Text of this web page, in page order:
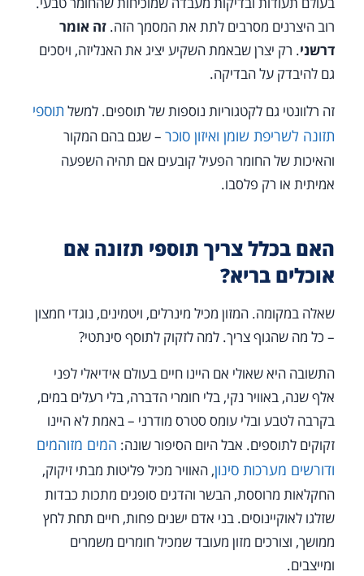
רוב היצרנים מסרבים לתת את המסמך הזה. זה אומר
דרשני. רק יצרן שבאמת השקיע יציג את האנליזה, ויסכים
גם להיבדק על הבדיקה.
זה רלוונטי גם לקטגוריות נוספות של תוספים. למשל תוספי
תזונה לשריפת שומן ואיזון סוכר – שגם בהם המקור
והאיכות של החומר הפעיל קובעים אם תהיה השפעה
אמיתית או רק פלסבו.
האם בכלל צריך תוספי תזונה אם
אוכלים בריא?
שאלה במקומה. המזון מכיל מינרלים, ויטמינים, נוגדי חמצון
– כל מה שהגוף צריך. למה לזקוק לתוסף סינתטי?
התשובה היא שאולי אם היינו חיים בעולם אידיאלי לפני
אלף שנה, באוויר נקי, בלי חומרי הדברה, בלי רעלים במים,
בקרבה לטבע ובלי עומס סטרס מודרני – באמת לא היינו
זקוקים לתוספים. אבל היום הסיפור שונה: המים מזוהמים
ודורשים מערכות סינון, האוויר מכיל פליטות מבתי זיקוק,
החקלאות מרוססת, הבשר והדגים סופגים מתכות כבדות
שזלגו לאוקיינוסים. בני אדם ישנים פחות, חיים תחת לחץ
ממושך, וצורכים מזון מעובד שמכיל חומרים משמרים
ומייצבים.